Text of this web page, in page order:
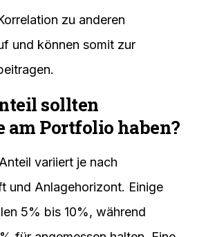
zu anderen
und können somit zur
sollten
am Portfolio haben?
variiert je nach
und Anlagehorizont. Einige
5% bis 10%, während